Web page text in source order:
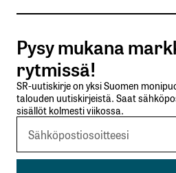
Tilaa SalkunRakentajan
Lähetä kommentti
Pysy mukana
rytmissä!
SR-uutiskirje on yksi Suomen
talouden uutiskirjeistä. Saat
sisällöt kolmesti viikossa.